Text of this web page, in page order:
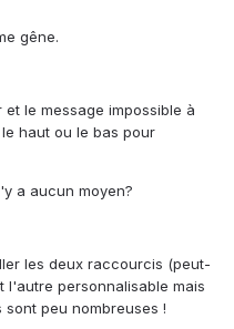
gêne.
le message impossible à
haut ou le bas pour
a aucun moyen?
les deux raccourcis (peut-
l'autre personnalisable mais
peu nombreuses !